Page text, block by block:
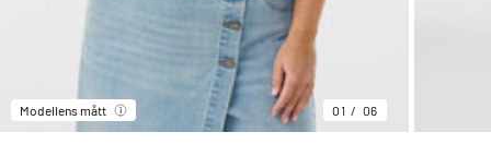
Modellens mått 01 06